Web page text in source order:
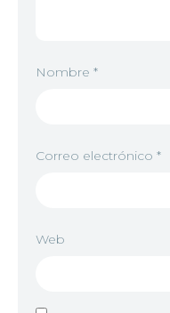
Nombre *
Correo electrónico *
Web